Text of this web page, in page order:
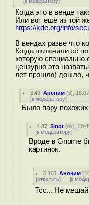
Когда это в венде
Или вот ещё из той
https://kde.org/info/
В вендах разве что
Когда включили её
которую специально
цензурно это
лет прошло) дошло,
3.49 ,Аноним (5),
[к модератору]
Было пару
4.87 ,Sinot (ok),
[к модератору]
Вроде в Gnome
картинок.
5.100 ,Аноним (
[ответить] [к
Тсс... Не мешай